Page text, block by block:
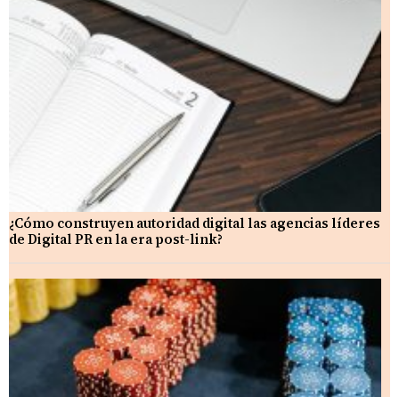
¿Cómo construyen autoridad digital las agencias líderes
de Digital PR en la era post-link?